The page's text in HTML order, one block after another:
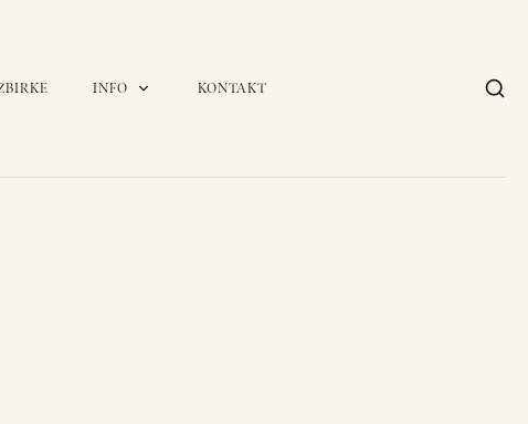
INFO KONTAKT